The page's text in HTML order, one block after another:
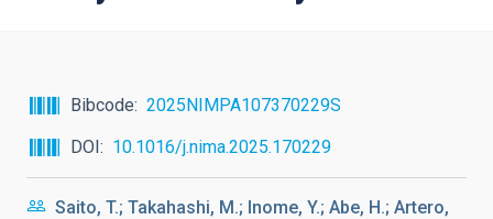
Bibcode
2025NIMPA107370229S
DOI
10.1016/j.nima.2025.170229
Saito, T.; Takahashi, M.; Inome, Y.; Abe, H.; Artero,